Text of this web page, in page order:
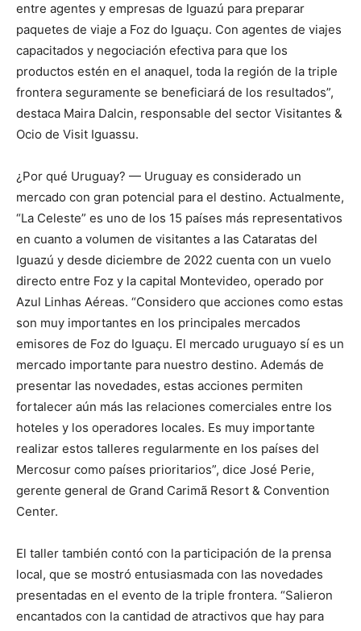
entre agentes y empresas de Iguazú para preparar
paquetes de viaje a Foz do Iguaçu. Con agentes de viajes
capacitados y negociación efectiva para que los
productos estén en el anaquel, toda la región de la triple
frontera seguramente se beneficiará de los resultados”,
destaca Maira Dalcin, responsable del sector Visitantes &
Ocio de Visit Iguassu.
¿Por qué Uruguay? — Uruguay es considerado un
mercado con gran potencial para el destino. Actualmente,
“La Celeste” es uno de los 15 países más representativos
en cuanto a volumen de visitantes a las Cataratas del
Iguazú y desde diciembre de 2022 cuenta con un vuelo
directo entre Foz y la capital Montevideo, operado por
Azul Linhas Aéreas. “Considero que acciones como estas
son muy importantes en los principales mercados
emisores de Foz do Iguaçu. El mercado uruguayo sí es un
mercado importante para nuestro destino. Además de
presentar las novedades, estas acciones permiten
fortalecer aún más las relaciones comerciales entre los
hoteles y los operadores locales. Es muy importante
realizar estos talleres regularmente en los países del
Mercosur como países prioritarios”, dice José Perie,
gerente general de Grand Carimã Resort & Convention
Center.
El taller también contó con la participación de la prensa
local, que se mostró entusiasmada con las novedades
presentadas en el evento de la triple frontera. “Salieron
encantados con la cantidad de atractivos que hay para